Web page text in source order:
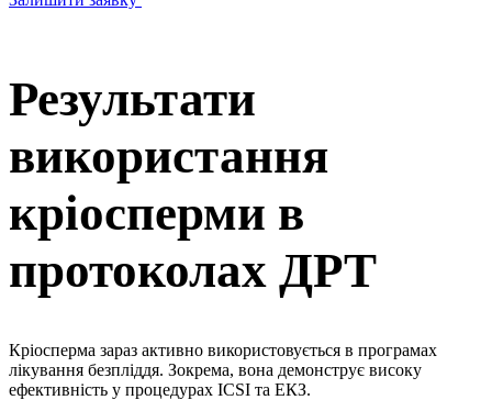
Результати
використання
кріосперми в
протоколах ДРТ
Кріосперма зараз активно використовується в програмах
лікування безпліддя. Зокрема, вона демонструє високу
ефективність у процедурах ICSI та ЕКЗ.